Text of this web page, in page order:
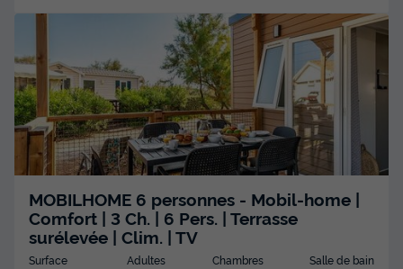
MOBILHOME 6 personnes - Mobil-home |
Comfort | 3 Ch. | 6 Pers. | Terrasse
surélevée | Clim. | TV
Surface Adultes Chambres Salle de bain